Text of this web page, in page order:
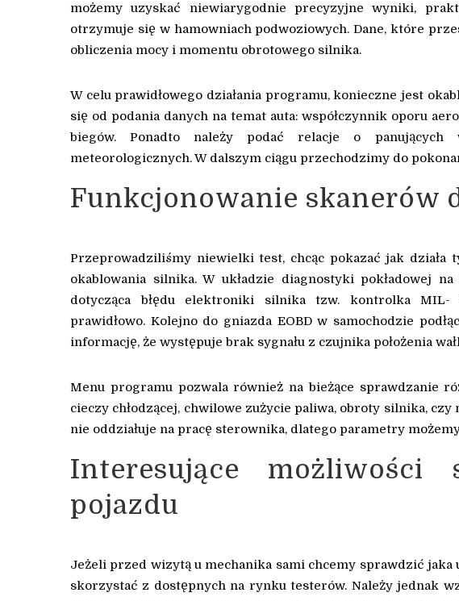
możemy uzyskać niewiarygodnie precyzyjne wyniki,
otrzymuje się w hamowniach podwoziowych. Dane, które
obliczenia mocy i momentu obrotowego silnika.
W celu prawidłowego działania programu, konieczne jest
się od podania danych na temat auta: współczynnik oporu
biegów. Ponadto należy podać relacje o
meteorologicznych. W dalszym ciągu przechodzimy do
Funkcjonowanie skanerów
Przeprowadziliśmy niewielki test, chcąc pokazać jak działa
okablowania silnika. W układzie diagnostyki pokładowej
dotycząca błędu elektroniki silnika tzw. kontrolka MIL-
prawidłowo. Kolejno do gniazda EOBD w samochodzie
informację, że występuje brak sygnału z czujnika położenia
Menu programu pozwala również na bieżące sprawdzanie
cieczy chłodzącej, chwilowe zużycie paliwa, obroty silnika,
nie oddziałuje na pracę sterownika, dlatego parametry
Interesujące możliwości
pojazdu
Jeżeli przed wizytą u mechanika sami chcemy sprawdzić jaka
skorzystać z dostępnych na rynku testerów. Należy jednak